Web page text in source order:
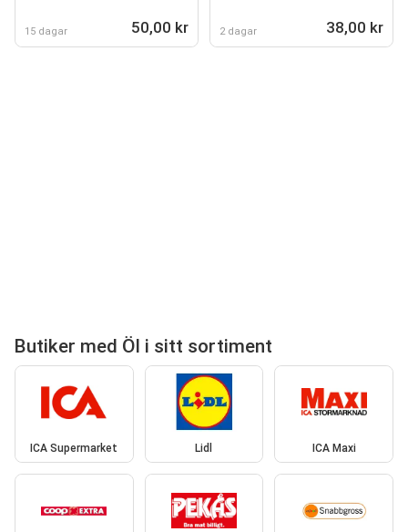
15 dagar 50,00 kr 2 dagar 38,00 kr
Butiker med Öl i sitt sortiment
ICA Supermarket Lidl ICA Maxi